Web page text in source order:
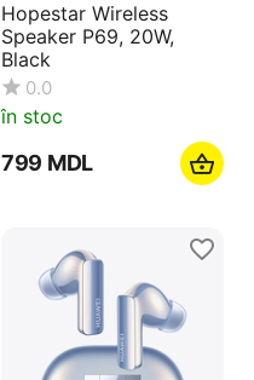
Hopestar Wireless
Speaker P69, 20W,
Black
0.0
în stoc
‍799‍ MDL